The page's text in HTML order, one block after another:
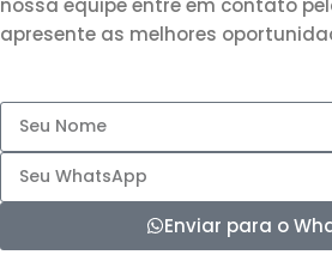
nossa equipe entre em contato
apresente as melhores
Enviar para o